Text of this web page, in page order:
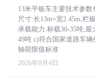
13米平板车主要技术参数
尺寸:长13m×宽2.45m,栏
承载能力:标载30-35吨,最
49吨 c)符合国家道路车辆
轴荷限值标准
2026年8月4日